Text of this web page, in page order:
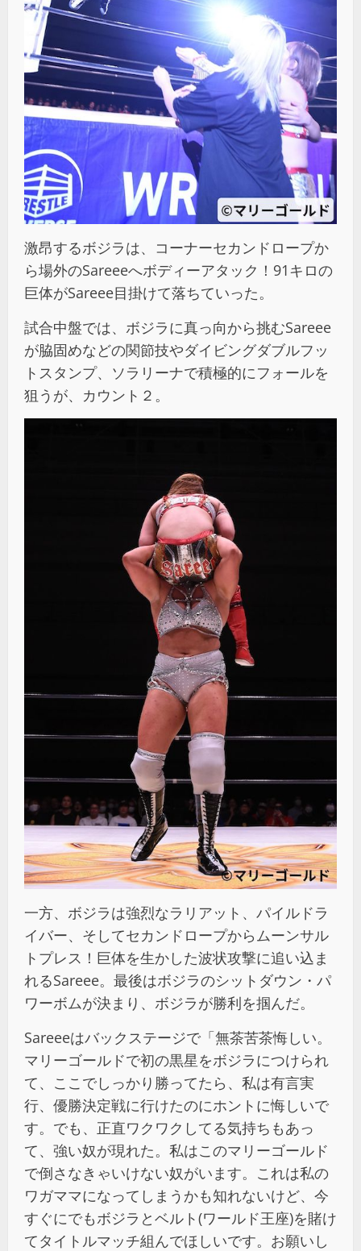
激昂するボジラは、コーナーセカンドロープか
ら場外のSareeeへボディーアタック！91キロの
巨体がSareee目掛けて落ちていった。
試合中盤では、ボジラに真っ向から挑むSareee
が脇固めなどの関節技やダイビングダブルフッ
トスタンプ、ソラリーナで積極的にフォールを
狙うが、カウント２。
一方、ボジラは強烈なラリアット、パイルドラ
イバー、そしてセカンドロープからムーンサル
トプレス！巨体を生かした波状攻撃に追い込ま
れるSareee。最後はボジラのシットダウン・パ
ワーボムが決まり、ボジラが勝利を掴んだ。
Sareeeはバックステージで「無茶苦茶悔しい。
マリーゴールドで初の黒星をボジラにつけられ
て、ここでしっかり勝ってたら、私は有言実
行、優勝決定戦に行けたのにホントに悔しいで
す。でも、正直ワクワクしてる気持ちもあっ
て、強い奴が現れた。私はこのマリーゴールド
で倒さなきゃいけない奴がいます。これは私の
ワガママになってしまうかも知れないけど、今
すぐにでもボジラとベルト(ワールド王座)を賭け
てタイトルマッチ組んでほしいです。お願いし